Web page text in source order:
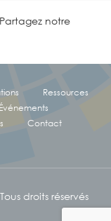
notre
Ressources
Événements
Contact
droits réservés